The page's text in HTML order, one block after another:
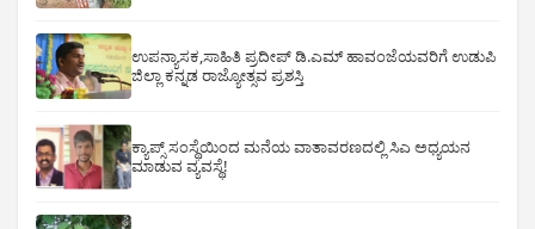
ಉಪನ್ಯಾಸಕ,ಸಾಹಿತಿ ಪ್ರದೀಪ್ ಡಿ.ಎಮ್ ಹಾವಂಜೆಯವರಿಗೆ ಉಡುಪಿ
ಜಿಲ್ಲಾ ಕನ್ನಡ ರಾಜ್ಯೋತ್ಸವ ಪ್ರಶಸ್ತಿ
ಕ್ಯಾಪ್ಸ್ ಸಂಸ್ಥೆಯಿಂದ ಮನೆಯ ವಾತಾವರಣದಲ್ಲಿ ಸಿಎ ಅಧ್ಯಯನ
ಮಾಡುವ ವ್ಯವಸ್ಥೆ!